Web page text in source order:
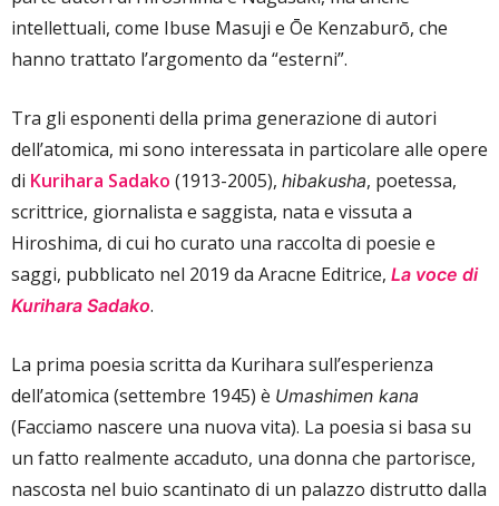
intellettuali, come Ibuse Masuji e Ōe Kenzaburō, che
hanno trattato l’argomento da “esterni”.
Tra gli esponenti della prima generazione di autori
dell’atomica, mi sono interessata in particolare alle opere
di Kurihara Sadako (1913-2005), hibakusha, poetessa,
scrittrice, giornalista e saggista, nata e vissuta a
Hiroshima, di cui ho curato una raccolta di poesie e
saggi, pubblicato nel 2019 da Aracne Editrice, La voce di
Kurihara Sadako.
La prima poesia scritta da Kurihara sull’esperienza
dell’atomica (settembre 1945) è Umashimen kana
(Facciamo nascere una nuova vita). La poesia si basa su
un fatto realmente accaduto, una donna che partorisce,
nascosta nel buio scantinato di un palazzo distrutto dalla